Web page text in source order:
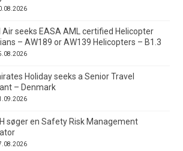
Air seeks EASA AML certified Helicopter
– AW189 or AW139 Helicopters – B1.3
Holiday seeks a Senior Travel
– Denmark
søger en Safety Risk Management